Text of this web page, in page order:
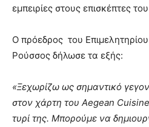
εμπειρίες στους επισκέπτες
Ο πρόεδρος του
Ρούσσος δήλωσε τα εξής:
«Ξεχωρίζω ως σημαντικό
στον χάρτη του Aegean Cuisine
τυρί της. Μπορούμε να